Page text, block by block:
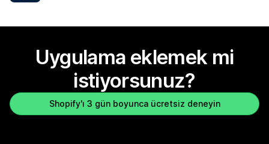
Uygulama eklemek mi
istiyorsunuz?
Shopify'ı 3 gün boyunca ücretsiz deneyin